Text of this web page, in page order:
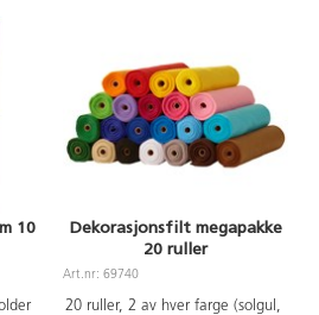
10
Dekorasjonsfilt megapakke
20 ruller
Art.nr: 69740
20 ruller, 2 av hver farge (solgul,